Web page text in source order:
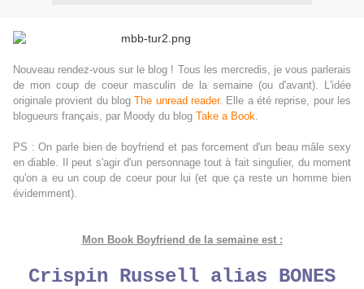
Nouveau rendez-vous sur le blog ! Tous les mercredis, je vous parlerais
de mon coup de coeur masculin de la semaine (ou d'avant). L'idée
originale provient du blogThe unread reader. Elle a été reprise, pour les
blogueurs français, par Moody du blog Take a Book.
PS : On parle bien de boyfriend et pas forcement d'un beau mâle sexy
en diable. Il peut s'agir d'un personnage tout à fait singulier, du moment
qu'on a eu un coup de coeur pour lui (et que ça reste un homme bien
évidemment).
Mon Book Boyfriend de la semaine est :
Crispin Russell alias BONES